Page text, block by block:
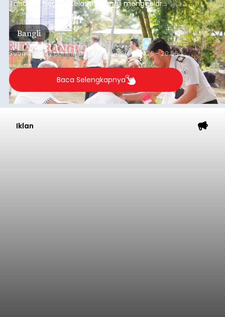
Tahanan Negara Kelas II B Bangli menggelar
kegiatan pemeriksaan kesehatan gratis, Rabu
(6/8/2026).
Bangli
Submitted bycontributor Thu, 08/06/2026 - 20:56
Baca Selengkapnya
Iklan